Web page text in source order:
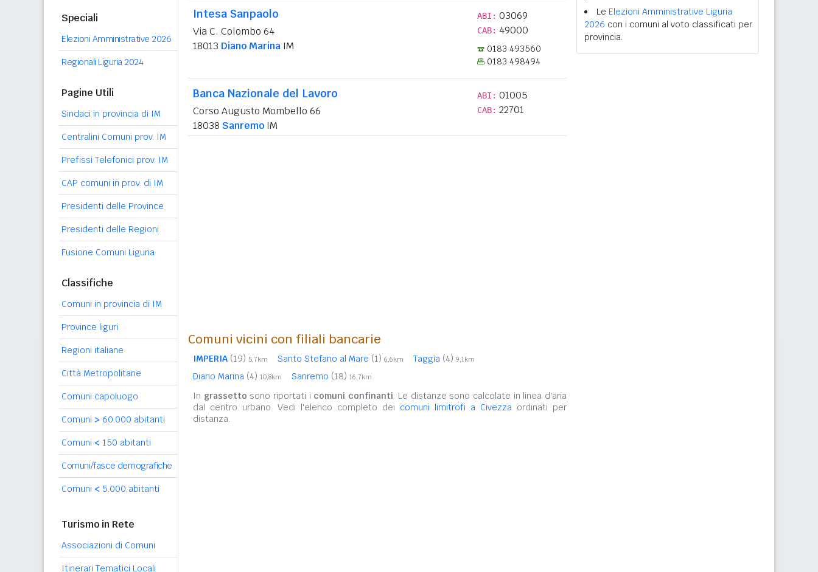
Speciali
Elezioni Amministrative 2026
Regionali Liguria 2024
Pagine Utili
Sindaci in provincia di IM
Centralini Comuni prov. IM
Prefissi Telefonici prov. IM
CAP comuni in prov. di IM
Presidenti delle Province
Presidenti delle Regioni
Fusione Comuni Liguria
Classifiche
Comuni in provincia di IM
Province liguri
Regioni italiane
Città Metropolitane
Comuni capoluogo
Comuni > 60.000 abitanti
Comuni < 150 abitanti
Comuni/fasce demografiche
Comuni < 5.000 abitanti
Turismo in Rete
Associazioni di Comuni
Itinerari Tematici Locali
Intesa Sanpaolo
Via C. Colombo 64
18013 Diano Marina IM
ABI: 03069
CAB: 49000
0183 493560
0183 498494
Banca Nazionale del Lavoro
Corso Augusto Mombello 66
18038 Sanremo IM
ABI: 01005
CAB: 22701
Comuni vicini con filiali bancarie
IMPERIA (19) 5,7km Santo Stefano al Mare (1) 6,6km Taggia (4) 9,1km
Diano Marina (4) 10,8km Sanremo (18) 16,7km
In grassetto sono riportati i comuni confinanti. Le distanze sono calcolate in linea d'aria
dal centro urbano. Vedi l'elenco completo dei comuni limitrofi a Civezza ordinati per
distanza.
Le Elezioni Amministrative Liguria
2026 con i comuni al voto classificati per
provincia.